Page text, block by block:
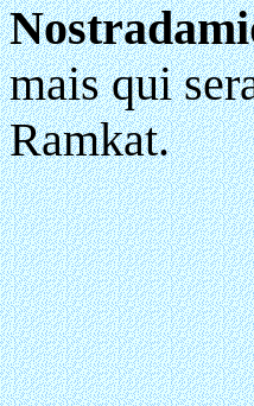
mais qui
Ramkat.